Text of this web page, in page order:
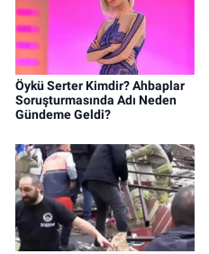
Öykü Serter Kimdir? Ahbaplar
Soruşturmasında Adı Neden
Gündeme Geldi?